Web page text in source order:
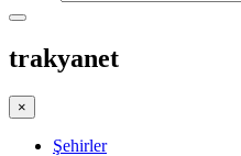
trakyanet
×
Şehirler